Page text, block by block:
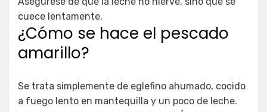
cuece lentamente.
¿Cómo se hace el pescado
amarillo?
Se trata simplemente de eglefino ahumado, cocido
a fuego lento en mantequilla y un poco de leche.